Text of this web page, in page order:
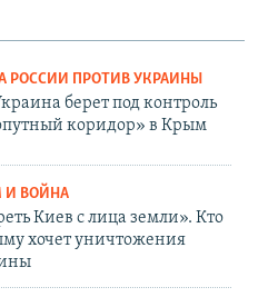
РОССИИ ПРОТИВ УКРАИНЫ
берет под контроль
коридор» в Крым
И ВОЙНА
Киев с лица земли». Кто
хочет уничтожения